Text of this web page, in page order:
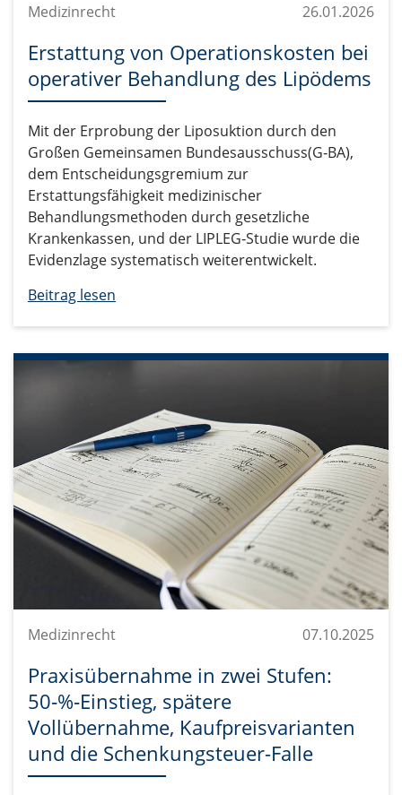
Medizinrecht 26.01.2026
Erstattung von Operationskosten bei
operativer Behandlung des Lipödems
Mit der Erprobung der Liposuktion durch den
Großen Gemeinsamen Bundesausschuss(G‑BA),
dem Entscheidungsgremium zur
Erstattungsfähigkeit medizinischer
Behandlungsmethoden durch gesetzliche
Krankenkassen, und der LIPLEG‑Studie wurde die
Evidenzlage systematisch weiterentwickelt.
Beitrag lesen
Medizinrecht 07.10.2025
Praxisübernahme in zwei Stufen:
50‑%‑Einstieg, spätere
Vollübernahme, Kaufpreisvarianten
und die Schenkungsteuer-Falle